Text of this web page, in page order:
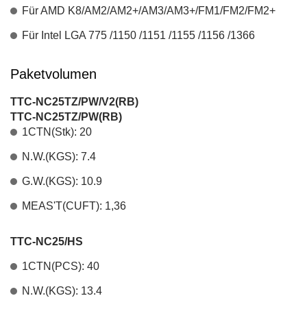
Für AMD K8/AM2/AM2+/AM3/AM3+/FM1/FM2/FM2+
Für Intel LGA 775 /1150 /1151 /1155 /1156 /1366
Paketvolumen
TTC-NC25TZ/PW/V2(RB)
TTC-NC25TZ/PW(RB)
1CTN(Stk): 20
N.W.(KGS): 7.4
G.W.(KGS): 10.9
MEAS'T(CUFT): 1,36
TTC-NC25/HS
1CTN(PCS): 40
N.W.(KGS): 13.4